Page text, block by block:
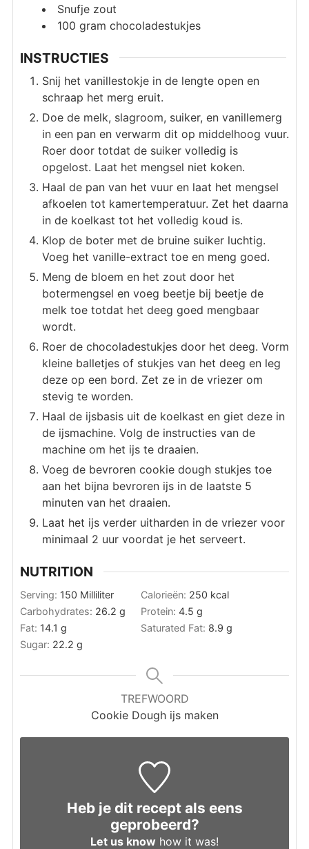
Snufje zout
100 gram chocoladestukjes
INSTRUCTIES
Snij het vanillestokje in de lengte open en
schraap het merg eruit.
Doe de melk, slagroom, suiker, en vanillemerg
in een pan en verwarm dit op middelhoog vuur.
Roer door totdat de suiker volledig is
opgelost. Laat het mengsel niet koken.
Haal de pan van het vuur en laat het mengsel
afkoelen tot kamertemperatuur. Zet het daarna
in de koelkast tot het volledig koud is.
Klop de boter met de bruine suiker luchtig.
Voeg het vanille-extract toe en meng goed.
Meng de bloem en het zout door het
botermengsel en voeg beetje bij beetje de
melk toe totdat het deeg goed mengbaar
wordt.
Roer de chocoladestukjes door het deeg. Vorm
kleine balletjes of stukjes van het deeg en leg
deze op een bord. Zet ze in de vriezer om
stevig te worden.
Haal de ijsbasis uit de koelkast en giet deze in
de ijsmachine. Volg de instructies van de
machine om het ijs te draaien.
Voeg de bevroren cookie dough stukjes toe
aan het bijna bevroren ijs in de laatste 5
minuten van het draaien.
Laat het ijs verder uitharden in de vriezer voor
minimaal 2 uur voordat je het serveert.
NUTRITION
Serving: 150 Milliliter Calorieën: 250 kcal
Carbohydrates: 26.2 g Protein: 4.5 g
Fat: 14.1 g Saturated Fat: 8.9 g
Sugar: 22.2 g
TREFWOORD
Cookie Dough ijs maken
Heb je dit recept als eens
geprobeerd?
Let us know how it was!